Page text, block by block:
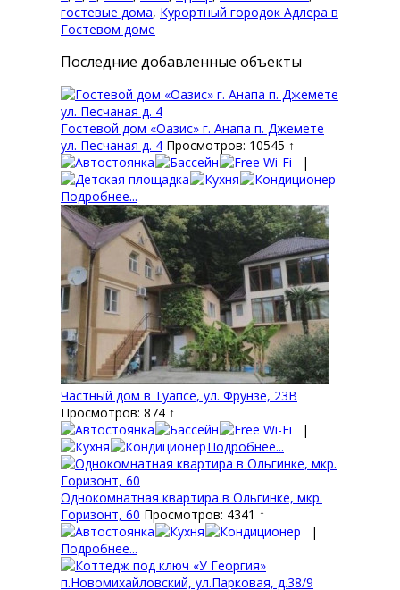
гостевые дома, Курортный городок Адлера в
Гостевом доме
Последние добавленные объекты
Гостевой дом «Оазис» г. Анапа п. Джемете
ул. Песчаная д. 4 Просмотров: 10545 ↑
|
Подробнее...
Частный дом в Туапсе, ул. Фрунзе, 23В
Просмотров: 874 ↑
|
Подробнее...
Однокомнатная квартира в Ольгинке, мкр.
Горизонт, 60 Просмотров: 4341 ↑
|
Подробнее...